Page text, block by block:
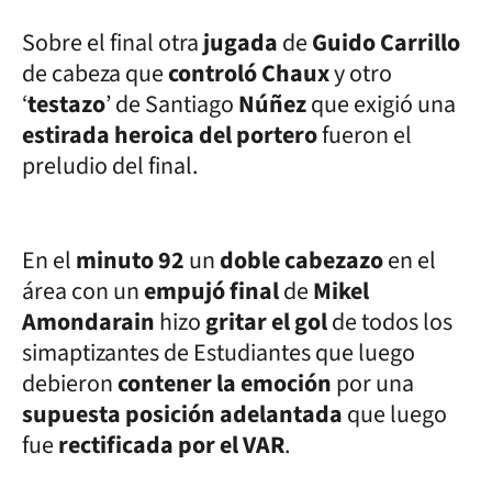
Sobre el final otrajugadadeGuido Carrillo
de cabeza quecontroló Chauxy otro
‘testazo’ de SantiagoNúñezque exigió una
estirada heroica del porterofueron el
preludio del final.
En elminuto 92undoble cabezazoen el
área con unempujó finaldeMikel
Amondarainhizogritar el golde todos los
simaptizantes de Estudiantes que luego
debieroncontener la emociónpor una
supuesta posición adelantadaque luego
fuerectificada por el VAR.